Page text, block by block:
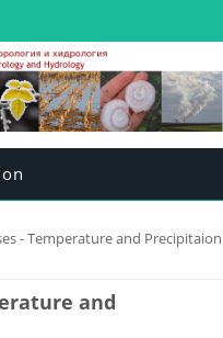
- Temperature and Precipitaion
and